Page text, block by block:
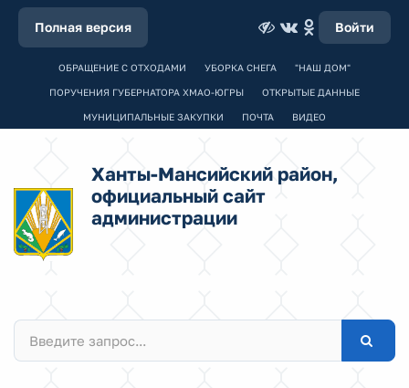
Полная версия Войти
ОБРАЩЕНИЕ С ОТХОДАМИ УБОРКА СНЕГА "НАШ ДОМ"
ПОРУЧЕНИЯ ГУБЕРНАТОРА ХМАО-ЮГРЫ ОТКРЫТЫЕ ДАННЫЕ
МУНИЦИПАЛЬНЫЕ ЗАКУПКИ ПОЧТА ВИДЕО
Ханты-Мансийский район,
официальный сайт
администрации